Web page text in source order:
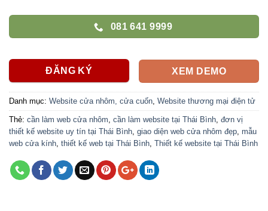
081 641 9999
ĐĂNG KÝ XEM DEMO
Danh mục: Website cửa nhôm, cửa cuốn Website thương mại điện tử
Thẻ: cần làm web cửa nhôm cần làm website tại Thái Bình đơn vị
thiết kế website uy tín tại Thái Bình giao diện web cửa nhôm đẹp mẫu
web cửa kính thiết kế web tại Thái Bình Thiết kế website tại Thái Bình